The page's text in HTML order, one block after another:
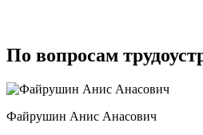
По вопросам
Файрушин Анис Анасович